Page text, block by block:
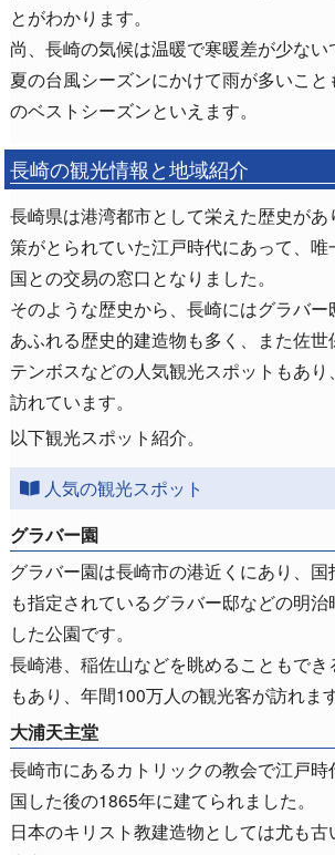
とがわかります。
尚、長崎の気候は温暖で寒暖差が少ない
夏の台風シーズンにかけて雨が多いこ
のベストシーズンといえます。
長崎の観光情報と地域紹介
長崎県は港湾都市として栄えた歴史があ
策がとられていた江戸時代にあって、唯
国との交易の窓口となりました。
そのような歴史から、長崎にはグラバ
あふれる歴史的建造物も多く、また佐世
テンボスなどの人気観光スポットもあ
訪れています。
以下観光スポット紹介。
人気の観光スポット
グラバー園
グラバー園は長崎市の港近くにあり、国
も指定されているグラバー邸などの明
した公園です。
長崎港、稲佐山などを眺めることもで
もあり、年間100万人の観光客が訪れます
大浦天主堂
長崎市にあるカトリックの教会で江戸時
国した後の1865年に建てられました。
日本のキリスト教建造物としては尤も古